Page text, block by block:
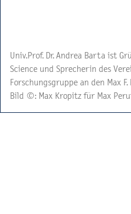
Univ.Prof. Dr. Andrea Barta ist
Science und Sprecherin des
Forschungsgruppe an den Max
Bild ©: Max Kropitz für Max